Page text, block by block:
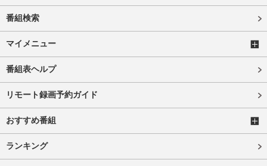
番組検索
マイメニュー
番組表ヘルプ
リモート録画予約ガイド
おすすめ番組
ランキング